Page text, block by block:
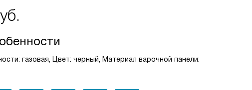
газовая, Цвет: черный, Материал варочной панели: